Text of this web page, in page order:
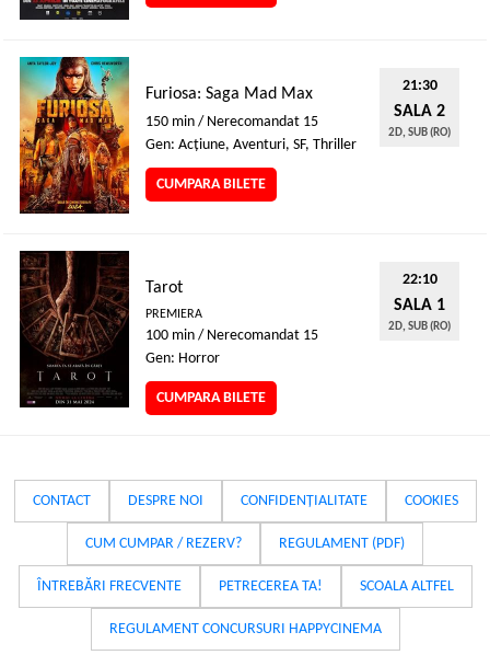
Furiosa: Saga Mad Max
150 min / Nerecomandat 15
Gen: Acţiune, Aventuri, SF, Thriller
CUMPARA BILETE
21:30
SALA 2
2D, SUB (RO)
Tarot
PREMIERA
100 min / Nerecomandat 15
Gen: Horror
CUMPARA BILETE
22:10
SALA 1
2D, SUB (RO)
CONTACT DESPRE NOI CONFIDENȚIALITATE COOKIES
CUM CUMPAR / REZERV? REGULAMENT (PDF)
ÎNTREBĂRI FRECVENTE PETRECEREA TA! SCOALA ALTFEL
REGULAMENT CONCURSURI HAPPYCINEMA